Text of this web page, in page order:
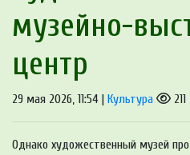
музейно-
центр
29 мая 2026, 11:54 | Культура 211
Однако художественный музей